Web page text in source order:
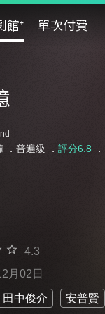
館⁺ 單次付費
． 普遍級 ． 評分6.8
4.3
月02日
田中俊介 安普賢